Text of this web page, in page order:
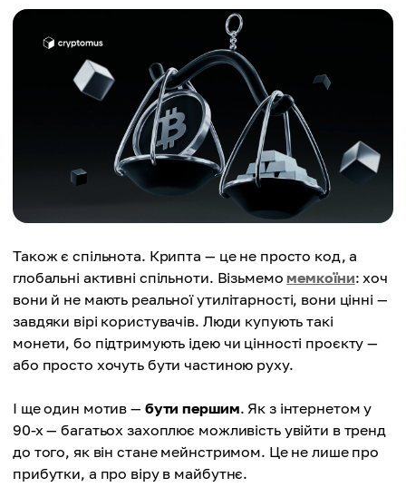
Також є спільнота. Крипта — це не просто код, а
глобальні активні спільноти. Візьмемомемкоїни: хоч
вони й не мають реальної утилітарності, вони цінні —
завдяки вірі користувачів. Люди купують такі
монети, бо підтримують ідею чи цінності проєкту —
або просто хочуть бути частиною руху.
І ще один мотив — бути першим. Як з інтернетом у
90-х — багатьох захоплює можливість увійти в тренд
до того, як він стане мейнстримом. Це не лише про
прибутки, а про віру в майбутнє.